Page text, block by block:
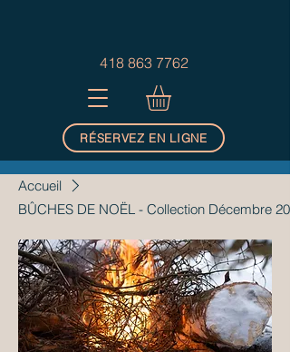
418 863 7762
RÉSERVEZ EN LIGNE
Accueil
BÛCHES DE NOËL - Collection Décembre